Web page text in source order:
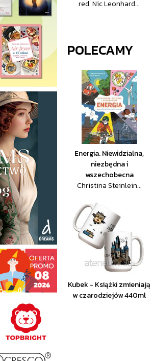
red. Nic Leonhard...
POLECAMY
Energia. Niewidzialna,
niezbędna i
wszechobecna
Christina Steinlein...
Kubek - Książki zmieniają
w czarodziejów 440ml